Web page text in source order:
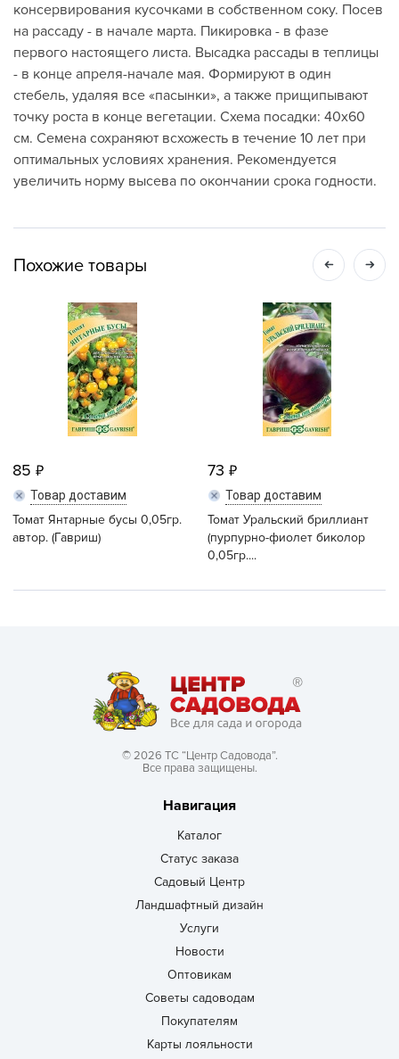
консервирования кусочками в собственном соку. Посев
на рассаду - в начале марта. Пикировка - в фазе
первого настоящего листа. Высадка рассады в теплицы
- в конце апреля-начале мая. Формируют в один
стебель, удаляя все «пасынки», а также прищипывают
точку роста в конце вегетации. Схема посадки: 40х60
см. Семена сохраняют всхожесть в течение 10 лет при
оптимальных условиях хранения. Рекомендуется
увеличить норму высева по окончании срока годности.
Похожие товары
85
Товар доставим
Томат Янтарные бусы 0,05гр.
автор. (Гавриш)
73
Товар доставим
Томат Уральский бриллиант
(пурпурно-фиолет биколор
0,05гр....
© 2026 ТС “Центр Садовода”.
Все права защищены.
Навигация
Каталог
Статус заказа
Садовый Центр
Ландшафтный дизайн
Услуги
Новости
Оптовикам
Советы садоводам
Покупателям
Карты лояльности